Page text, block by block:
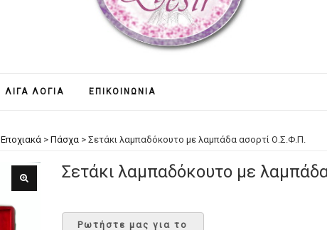
ΛΊΓΑ ΛΌΓΙΑ ΕΠΙΚΟΙΝΩΝΊΑ
Εποχιακά > Πάσχα > Σετάκι λαμπαδόκουτο με λαμπάδα ασορτί Ο.Σ.Φ.Π.
Σετάκι λαμπαδόκουτο με